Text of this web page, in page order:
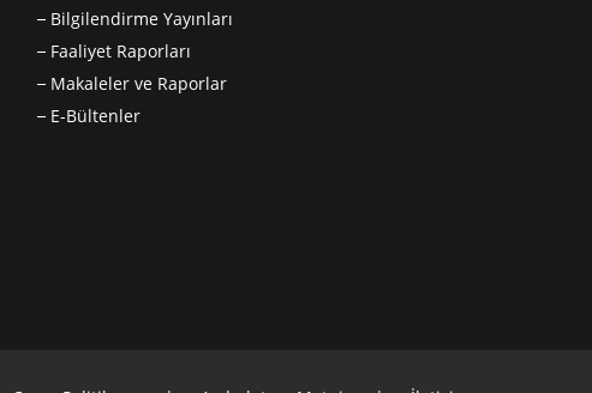
Bilgilendirme Yayınları
Faaliyet Raporları
Makaleler ve Raporlar
E-Bültenler